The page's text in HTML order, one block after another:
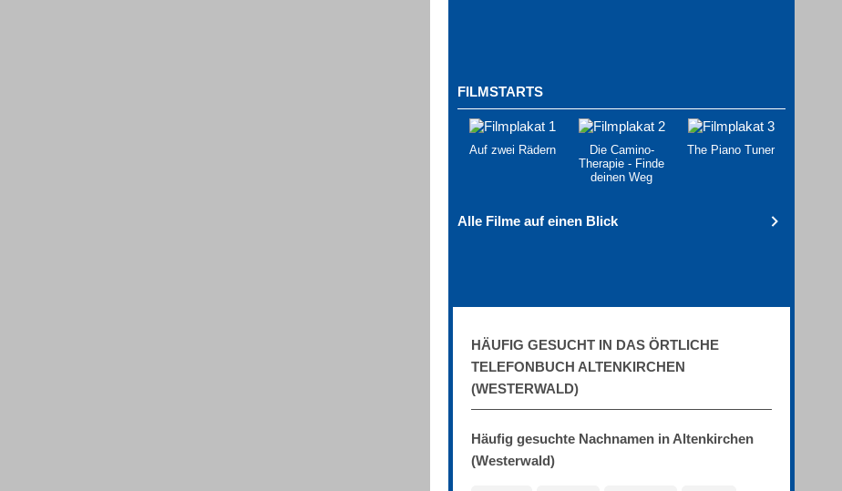
FILMSTARTS
Auf zwei Rädern
Die Camino-
Therapie - Finde
deinen Weg
The Piano Tuner
Alle Filme auf einen Blick
HÄUFIG GESUCHT IN DAS ÖRTLICHE
TELEFONBUCH ALTENKIRCHEN
(WESTERWALD)
Häufig gesuchte Nachnamen in Altenkirchen
(Westerwald)